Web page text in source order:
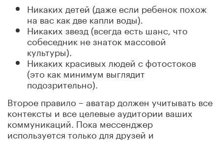
Никаких детей (даже если ребенок похож
на вас как две капли воды).
Никаких звезд (всегда есть шанс, что
собеседник не знаток массовой
культуры).
Никаких красивых людей с фотостоков
(это как минимум выглядит
подозрительно).
Второе правило – аватар должен учитывать все
контексты и все целевые аудитории ваших
коммуникаций. Пока мессенджер
используется только для друзей и